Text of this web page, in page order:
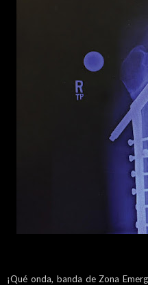
¡Qué onda, banda de Zona